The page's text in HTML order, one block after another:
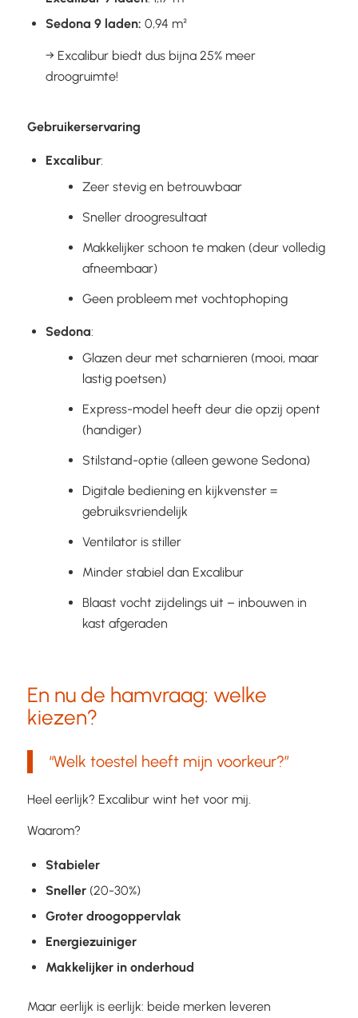
Sedona 9 laden: 0,94 m²
→ Excalibur biedt dus bijna 25% meer
droogruimte!
Gebruikerservaring
Excalibur:
Zeer stevig en betrouwbaar
Sneller droogresultaat
Makkelijker schoon te maken (deur volledig
afneembaar)
Geen probleem met vochtophoping
Sedona:
Glazen deur met scharnieren (mooi, maar
lastig poetsen)
Express-model heeft deur die opzij opent
(handiger)
Stilstand-optie (alleen gewone Sedona)
Digitale bediening en kijkvenster =
gebruiksvriendelijk
Ventilator is stiller
Minder stabiel dan Excalibur
Blaast vocht zijdelings uit – inbouwen in
kast afgeraden
En nu de hamvraag: welke
kiezen?
“Welk toestel heeft mijn voorkeur?”
Heel eerlijk? Excalibur wint het voor mij.
Waarom?
Stabieler
Sneller(20-30%)
Groter droogoppervlak
Energiezuiniger
Makkelijker in onderhoud
Maar eerlijk is eerlijk: beide merken leveren